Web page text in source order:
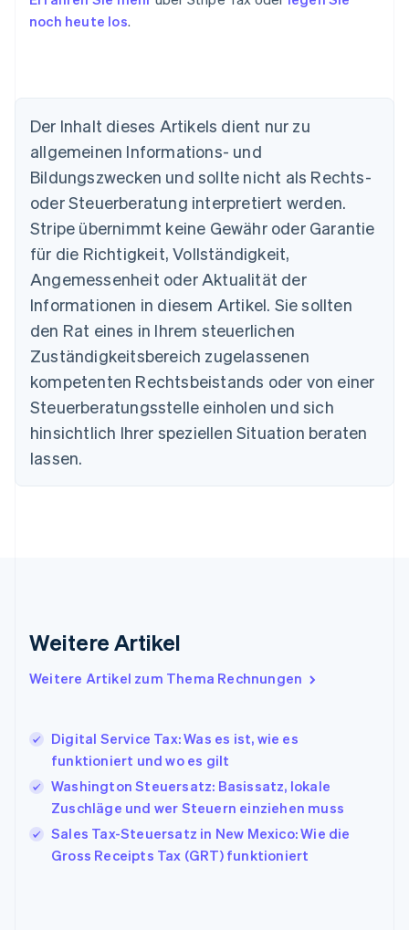
noch heute los.
Der Inhalt dieses Artikels dient nur zu
allgemeinen Informations- und
Bildungszwecken und sollte nicht als Rechts-
oder Steuerberatung interpretiert werden.
Stripe übernimmt keine Gewähr oder Garantie
für die Richtigkeit, Vollständigkeit,
Angemessenheit oder Aktualität der
Informationen in diesem Artikel. Sie sollten
den Rat eines in Ihrem steuerlichen
Zuständigkeitsbereich zugelassenen
kompetenten Rechtsbeistands oder von einer
Steuerberatungsstelle einholen und sich
hinsichtlich Ihrer speziellen Situation beraten
lassen.
Weitere Artikel
Weitere Artikel zum Thema Rechnungen
Digital Service Tax: Was es ist, wie es
funktioniert und wo es gilt
Washington Steuersatz: Basissatz, lokale
Zuschläge und wer Steuern einziehen muss
Sales Tax-Steuersatz in New Mexico: Wie die
Gross Receipts Tax (GRT) funktioniert
Australien
English
Belgien
NederlandsFrançais DeutschEnglish
Brasilien
Bulgarien
English
Dänemark
English
Deutschland
DeutschEnglish
English
Festlandchina
Indien
Irland
Italiano English
Japan
Kanada
EnglishFrançais
Kroatien
English Italiano